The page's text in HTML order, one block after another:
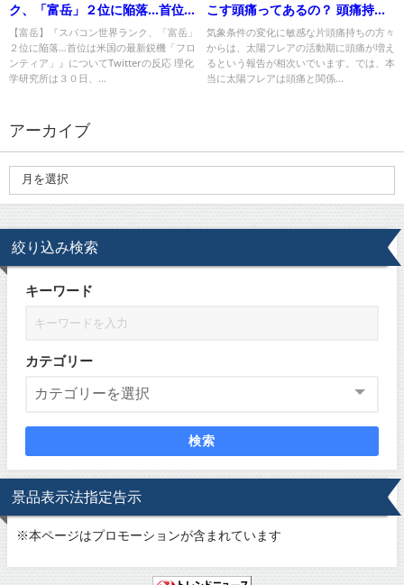
ク、「富岳」２位に陥落…首位は
米国の最新鋭機「フロンティ
ア」』についてTwitterの反応
【富岳】『スパコン世界ランク、「富岳」
２位に陥落…首位は米国の最新鋭機「フロ
ンティア」』についてTwitterの反応 理化
学研究所は３０日、...
こす頭痛ってあるの？ 頭痛持ち
への影響と対策！
気象条件の変化に敏感な片頭痛持ちの方々
からは、太陽フレアの活動期に頭痛が増え
るという報告が相次いでいます。では、本
当に太陽フレアは頭痛と関係...
アーカイブ
絞り込み検索
キーワード
カテゴリー
検索
景品表示法指定告示
※本ページはプロモーションが含まれています